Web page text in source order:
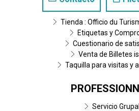
Tienda : Officio du
Etiquetas y
Cuestionario de
Venta de Billetes
Taquilla para visitas y
Servicio Grupal